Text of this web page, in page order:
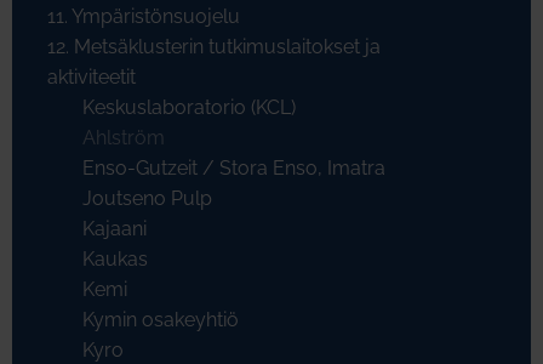
11. Ympäristönsuojelu
12. Metsäklusterin tutkimuslaitokset ja
aktiviteetit
Keskuslaboratorio (KCL)
Ahlström
Enso-Gutzeit / Stora Enso, Imatra
Joutseno Pulp
Kajaani
Kaukas
Kemi
Kymin osakeyhtiö
Kyro